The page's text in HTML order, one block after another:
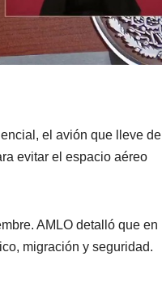
el avión que lleve de
evitar el espacio aéreo
AMLO detalló que en
migración y seguridad.